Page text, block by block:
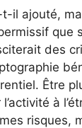
il ajouté,
que
des
Être
à
risques,